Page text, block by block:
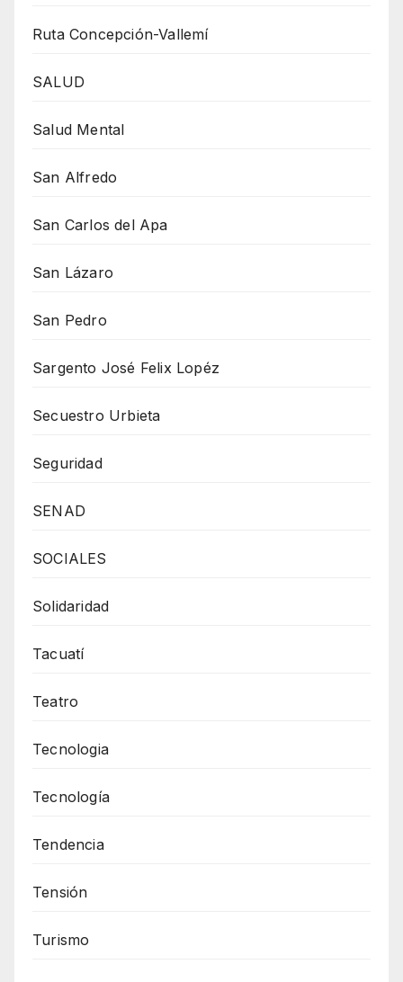
Ruta Concepción-Vallemí
SALUD
Salud Mental
San Alfredo
San Carlos del Apa
San Lázaro
San Pedro
Sargento José Felix Lopéz
Secuestro Urbieta
Seguridad
SENAD
SOCIALES
Solidaridad
Tacuatí
Teatro
Tecnologia
Tecnología
Tendencia
Tensión
Turismo